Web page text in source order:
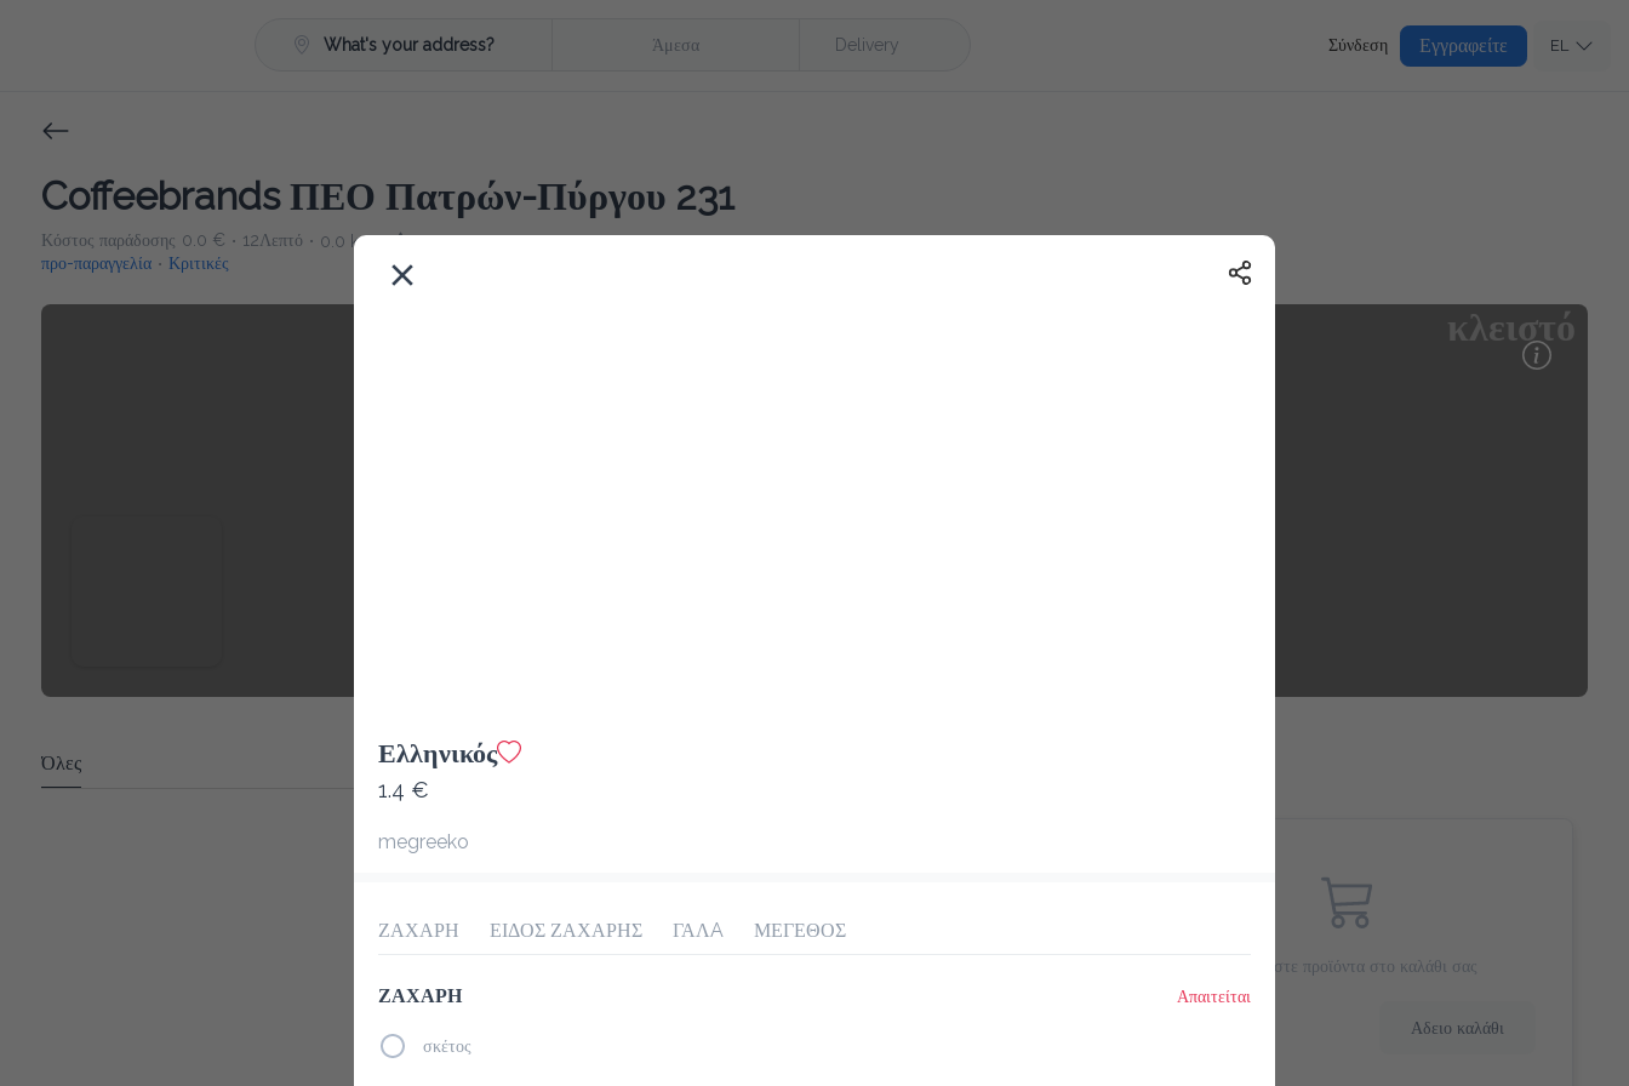
What's your address? Άμεσα Delivery Σύνδεση Εγγραφείτε EL
Coffeebrands ΠΕΟ Πατρών-Πύργου 231
Κόστος παράδοσης 0.0 € • 12Λεπτό • 0.0 km •
4.5
προ-παραγγελία • Κριτικές
κλειστό
Όλες
Προσθέστε προϊόντα στο καλάθι σας
Αδειο καλάθι
Ελληνικός
1.4 €
megreeko
ΖΑΧΑΡΗ ΕΙΔΟΣ ΖΑΧΑΡΗΣ ΓΑΛA ΜΕΓΕΘΟΣ
ΖΑΧΑΡΗ Απαιτείται
σκέτος